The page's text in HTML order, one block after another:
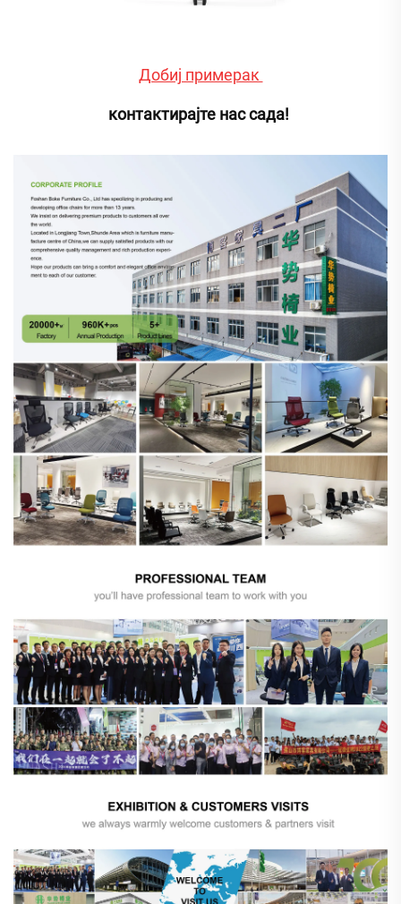
Добиј примерак
контактирајте нас сада!